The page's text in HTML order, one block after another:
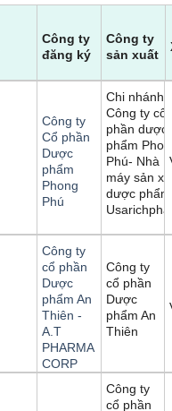
Công ty
đăng ký
Công ty
sản xuất
Công ty
Cổ phần
Dược
phẩm
Phong
Phú
Chi nhánh
Công ty cổ
phần dược
phẩm
Phú- Nhà
máy sản
dược phẩm
Công ty
cổ phần
Dược
phẩm An
Thiên -
A.T
PHARMA
CORP
Công ty
cổ phần
Dược
phẩm An
Thiên
Công ty
cổ phần